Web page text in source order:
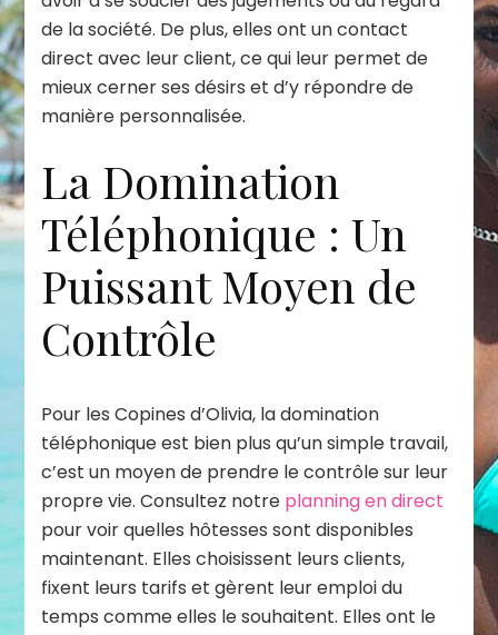
de la société. De plus, elles ont un contact
direct avec leur client, ce qui leur permet de
mieux cerner ses désirs et d’y répondre de
manière personnalisée.
La Domination
Téléphonique : Un
Puissant Moyen de
Contrôle
Pour les Copines d’Olivia, la domination
téléphonique est bien plus qu’un simple travail,
c’est un moyen de prendre le contrôle sur leur
propre vie. Consultez notre planning en direct
pour voir quelles hôtesses sont disponibles
maintenant. Elles choisissent leurs clients,
fixent leurs tarifs et gèrent leur emploi du
temps comme elles le souhaitent. Elles ont le